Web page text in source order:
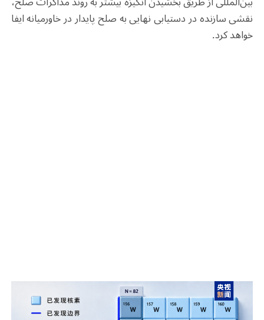
نقشی سازنده در دستیابی نهایی به صلح پایدار در خاورمیانه ایفا
خواهد کرد.